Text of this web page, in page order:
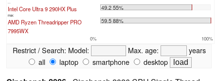
Intel Core Ultra 9 290HX Plus 49.2 55%
max:
AMD Ryzen Threadripper PRO
7995WX
59.5 88%
0% 100%
Restrict / Search: Model: Max. age:
years
all
laptop smartphone desktop